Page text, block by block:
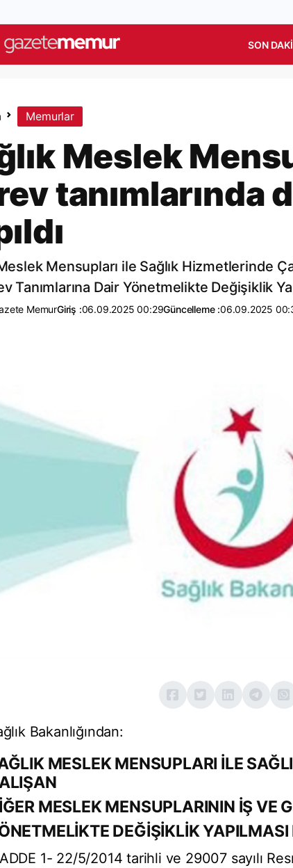
SON
Memurlar
Meslek
tanımlarında
Mensupları ile Sağlık Hizmetlerinde
Tanımlarına Dair Yönetmelikte Değişiklik
MemurGiriş :06.09.2025 00:29Güncelleme :06.09.2025
Bakanlığından:
MESLEK MENSUPLARI İLE
MESLEK MENSUPLARININ İŞ VE
DEĞİŞİKLİK
1- 22/5/2014 tarihli ve 29007 sayılı